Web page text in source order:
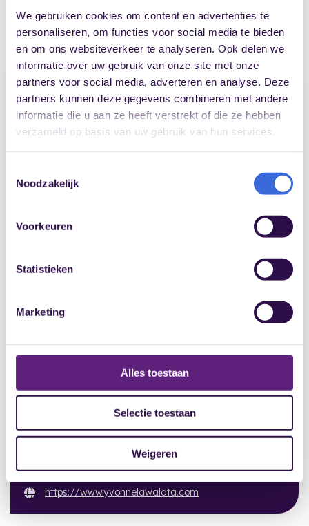
We gebruiken cookies om content en advertenties te
personaliseren, om functies voor social media te bieden
en om ons websiteverkeer te analyseren. Ook delen we
informatie over uw gebruik van onze site met onze
partners voor social media, adverteren en analyse. Deze
partners kunnen deze gegevens combineren met andere
informatie die u aan ze heeft verstrekt of die ze hebben
verzameld op basis van uw gebruik van hun services.
Noodzakelijk
Voorkeuren
Statistieken
Marketing
Alles toestaan
Selectie toestaan
Weigeren
een bron van energie om uw vraag op de juiste wijze te
beantwoorden!
yvonnelawalata@gmail.com
TELEFOONNUMMER
https://www.yvonnelawalata.com